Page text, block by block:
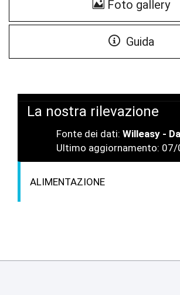
Foto gallery
Guida
La nostra rilevazione
Fonte dei dati: Willeasy -
Ultimo aggiornamento:
ALIMENTAZIONE